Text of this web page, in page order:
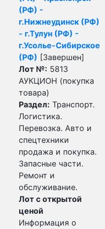
(РФ) -
г.Нижнеудинск (РФ)
- г.Тулун (РФ) -
г.Усолье-Сибирское
(РФ) [Завершен]
Лот №: 5813
АУКЦИОН (покупка
товара)
Раздел: Транспорт.
Логистика.
Перевозка. Авто и
спецтехники
продажа и покупка.
Запасные части.
Ремонт и
обслуживание.
Лот с открытой
ценой
Информация о